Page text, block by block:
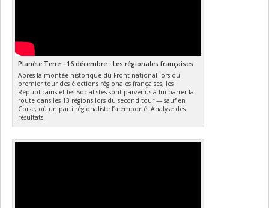
Planète Terre - 16 décembre - Les régionales françaises
Après la montée historique du Front national lors du
premier tour des élections régionales françaises, les
Républicains et les Socialistes sont parvenus à lui barrer la
route dans les 13 régions lors du second tour — sauf en
Corse, où un parti régionaliste l’a emporté. Analyse des
résultats.